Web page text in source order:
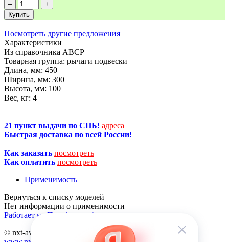
–
+
Купить
Посмотреть другие предложения
Характеристики
Из справочника ABCP
Товарная группа: рычаги подвески
Длина, мм: 450
Ширина, мм: 300
Высота, мм: 100
Вес, кг: 4
21 пункт выдачи по СПБ! адреса
Быстрая доставка по всей России!
Как заказать посмотреть
Как оплатить посмотреть
Применимость
Нет информации о применимости
Работает на Платформе abcp.ru
© nxt-avto.ru 2012 - 2026